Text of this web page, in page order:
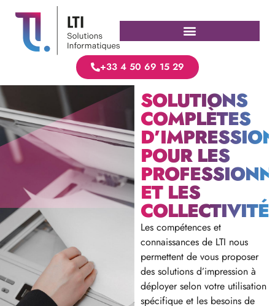
+33 4 50 69 15 29
SOLUTIONS
COMPLÈTES
POUR LES
ET LES
Les compétences et
connaissances de LTI nous
permettent de vous proposer
des solutions d’impression à
déployer selon votre utilisation
spécifique et les besoins de